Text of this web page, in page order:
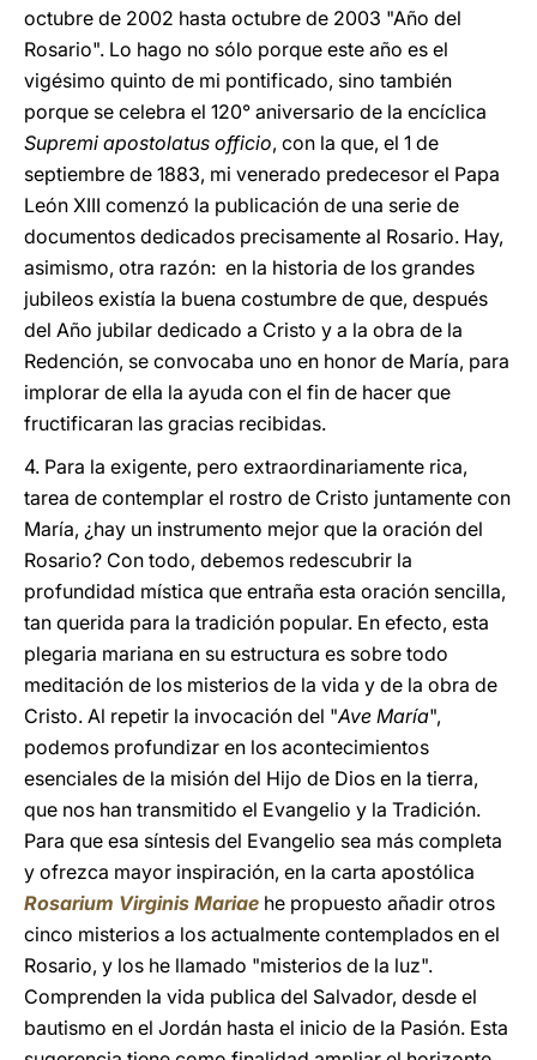
octubre de 2002 hasta octubre de 2003 "Año del
Rosario". Lo hago no sólo porque este año es el
vigésimo quinto de mi pontificado, sino también
porque se celebra el 120° aniversario de la encíclica
Supremi apostolatus officio, con la que, el 1 de
septiembre de 1883, mi venerado predecesor el Papa
León XIII comenzó la publicación de una serie de
documentos dedicados precisamente al Rosario. Hay,
asimismo, otra razón: en la historia de los grandes
jubileos existía la buena costumbre de que, después
del Año jubilar dedicado a Cristo y a la obra de la
Redención, se convocaba uno en honor de María, para
implorar de ella la ayuda con el fin de hacer que
fructificaran las gracias recibidas.
4. Para la exigente, pero extraordinariamente rica,
tarea de contemplar el rostro de Cristo juntamente con
María, ¿hay un instrumento mejor que la oración del
Rosario? Con todo, debemos redescubrir la
profundidad mística que entraña esta oración sencilla,
tan querida para la tradición popular. En efecto, esta
plegaria mariana en su estructura es sobre todo
meditación de los misterios de la vida y de la obra de
Cristo. Al repetir la invocación del "Ave María",
podemos profundizar en los acontecimientos
esenciales de la misión del Hijo de Dios en la tierra,
que nos han transmitido el Evangelio y la Tradición.
Para que esa síntesis del Evangelio sea más completa
y ofrezca mayor inspiración, en la carta apostólica
Rosarium Virginis Mariae he propuesto añadir otros
cinco misterios a los actualmente contemplados en el
Rosario, y los he llamado "misterios de la luz".
Comprenden la vida publica del Salvador, desde el
bautismo en el Jordán hasta el inicio de la Pasión. Esta